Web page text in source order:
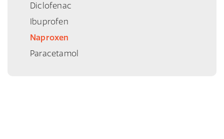
Diclofenac
Ibuprofen
Naproxen
Paracetamol